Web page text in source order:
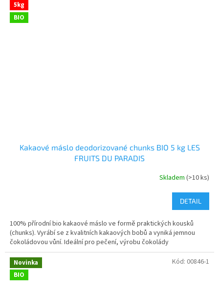
5kg
BIO
Kakaové máslo deodorizované chunks BIO 5 kg LES
FRUITS DU PARADIS
Skladem (>10 ks)
DETAIL
100% přírodní bio kakaové máslo ve formě praktických kousků
(chunks). Vyrábí se z kvalitních kakaových bobů a vyniká jemnou
čokoládovou vůní. Ideální pro pečení, výrobu čokolády
Novinka
BIO
Kód: 00846-1